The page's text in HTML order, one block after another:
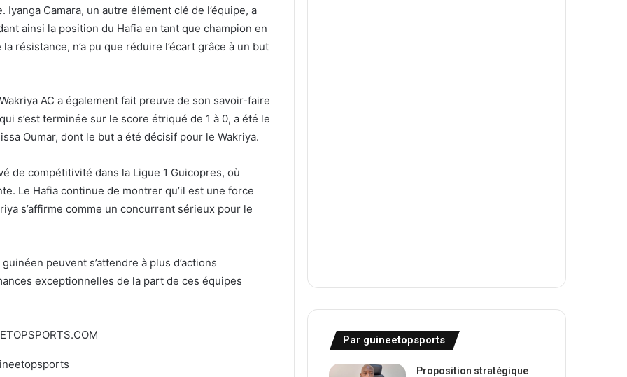
Camara, un autre élément clé de l’équipe, a
ainsi la position du Hafia en tant que champion en
résistance, n’a pu que réduire l’écart grâce à un but
AC a également fait preuve de son savoir-faire
s’est terminée sur le score étriqué de 1 à 0, a été le
Oumar, dont le but a été décisif pour le Wakriya.
de compétitivité dans la Ligue 1 Guicopres, où
Le Hafia continue de montrer qu’il est une force
s’affirme comme un concurrent sérieux pour le
peuvent s’attendre à plus d’actions
exceptionnelles de la part de ces équipes
Par guineetopsports
Proposition stratégique